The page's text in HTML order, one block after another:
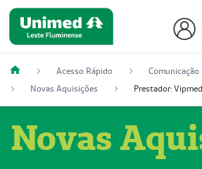
Acesso Rápido
Comunicação
Novas Aquisições
Novas